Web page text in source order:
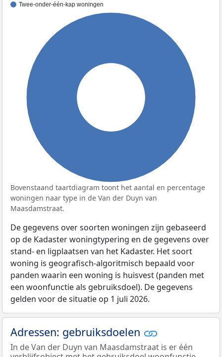
Twee-onder-één-kap woningen
Bovenstaand taartdiagram toont het aantal en percentage
woningen naar type in de Van der Duyn van
Maasdamstraat.
De gegevens over soorten woningen zijn gebaseerd
op de Kadaster woningtypering en de gegevens over
stand- en ligplaatsen van het Kadaster. Het soort
woning is geografisch-algoritmisch bepaald voor
panden waarin een woning is huisvest (panden met
een woonfunctie als gebruiksdoel). De gegevens
gelden voor de situatie op 1 juli 2026.
Adressen: gebruiksdoelen
In de Van der Duyn van Maasdamstraat is er één